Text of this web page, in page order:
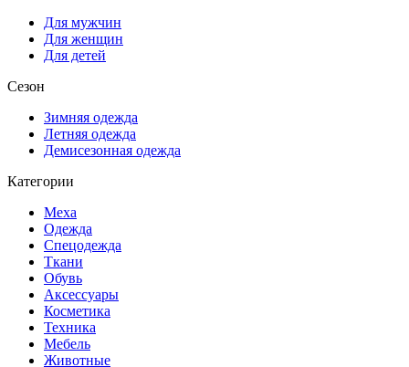
Для мужчин
Для женщин
Для детей
Сезон
Зимняя одежда
Летняя одежда
Демисезонная одежда
Категории
Меха
Одежда
Спецодежда
Ткани
Обувь
Аксессуары
Косметика
Техника
Мебель
Животные